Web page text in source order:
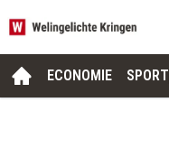
ECONOMIE SPORT